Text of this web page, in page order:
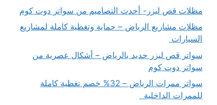
مظلات قص ليزر- أحدث التصاميم من سواتر دوت كوم
مظلات مشاريع الرياض – حماية وتغطية كاملة لمشاريع
السيارات
سواتر قص ليزر حديد بالرياض – أشكال عصرية من
سواتر دوت كوم
سواتر ممرات الرياض – 32% خصم تغطية كاملة
للممرات الداخلية